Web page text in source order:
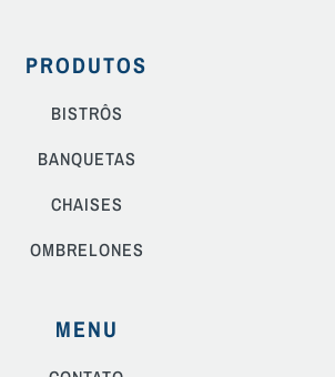
PRODUTOS
BISTRÔS
BANQUETAS
CHAISES
OMBRELONES
MENU